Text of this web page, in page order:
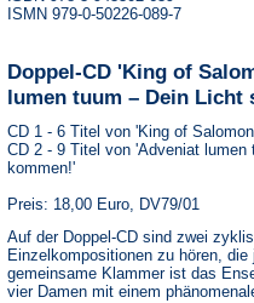
ISMN 979-0-50226-089-7
Doppel-CD 'King of
lumen tuum – Dein Licht
CD 1 - 6 Titel von 'King of
CD 2 - 9 Titel von 'Adveniat lumen
kommen!'
Preis: 18,00 Euro, DV79/01
Auf der Doppel-CD sind zwei
Einzelkompositionen zu hören,
gemeinsame Klammer ist das
vier Damen mit einem